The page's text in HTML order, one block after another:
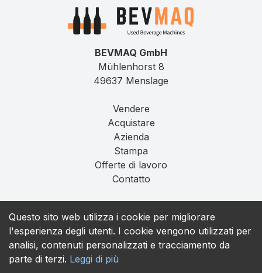
Questo sito web utilizza i cookie per migliorare
l'esperienza degli utenti. I cookie vengono utilizzati per
analisi, contenuti personalizzati e tracciamento da
parte di terzi. Leggi di più
BEVMAQ GmbH
Mühlenhorst 8
49637 Menslage
Vendere
Acquistare
Azienda
Stampa
Offerte di lavoro
Contatto
Privacy
T&C
contact@bevmaq.com